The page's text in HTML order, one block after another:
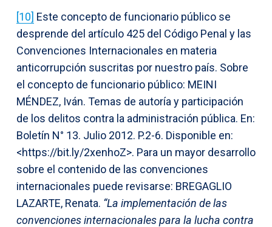
[10] Este concepto de funcionario público se
desprende del artículo 425 del Código Penal y las
Convenciones Internacionales en materia
anticorrupción suscritas por nuestro país. Sobre
el concepto de funcionario público: MEINI
MÉNDEZ, Iván. Temas de autoría y participación
de los delitos contra la administración pública. En:
Boletín N° 13. Julio 2012. P.2-6. Disponible en:
<https://bit.ly/2xenhoZ>. Para un mayor desarrollo
sobre el contenido de las convenciones
internacionales puede revisarse: BREGAGLIO
LAZARTE, Renata. “La implementación de las
convenciones internacionales para la lucha contra